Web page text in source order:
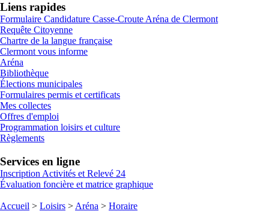
Liens rapides
Formulaire Candidature Casse-Croute Aréna de Clermont
Requête Citoyenne
Chartre de la langue française
Clermont vous informe
Aréna
Bibliothèque
Élections municipales
Formulaires permis et certificats
Mes collectes
Offres d'emploi
Programmation loisirs et culture
Règlements
Services en ligne
Inscription Activités et Relevé 24
Évaluation foncière et matrice graphique
Accueil > Loisirs > Aréna > Horaire